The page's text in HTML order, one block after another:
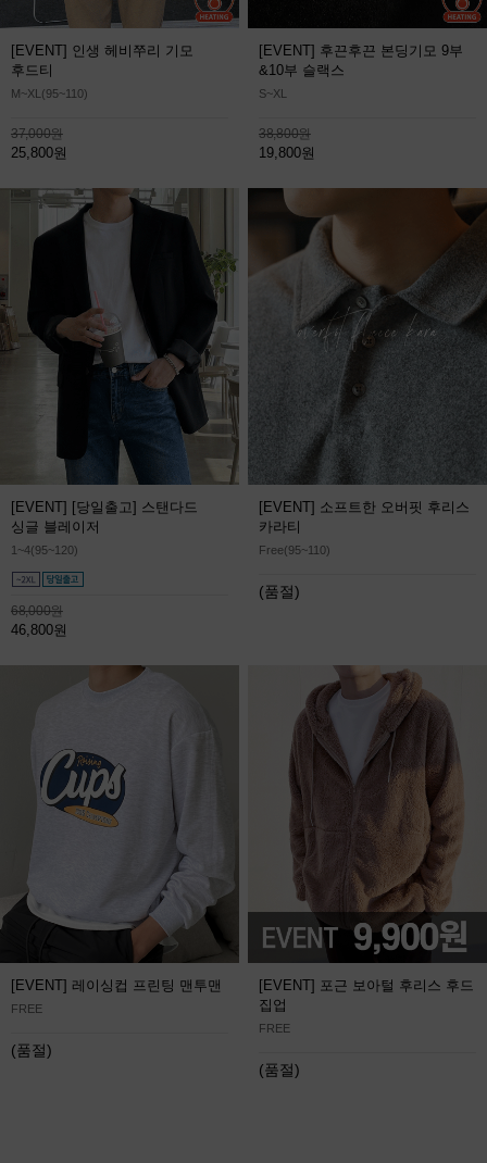
[EVENT] 인생 헤비쭈리 기모
후드티
M~XL(95~110)
37,000원
25,800원
[EVENT] 후끈후끈 본딩기모 9부
&10부 슬랙스
S~XL
38,800원
19,800원
[EVENT] [당일출고] 스탠다드
싱글 블레이저
1~4(95~120)
68,000원
46,800원
[EVENT] 소프트한 오버핏 후리스
카라티
Free(95~110)
(품절)
[EVENT] 레이싱컵 프린팅 맨투맨
FREE
(품절)
[EVENT] 포근 보아털 후리스 후드
집업
FREE
(품절)